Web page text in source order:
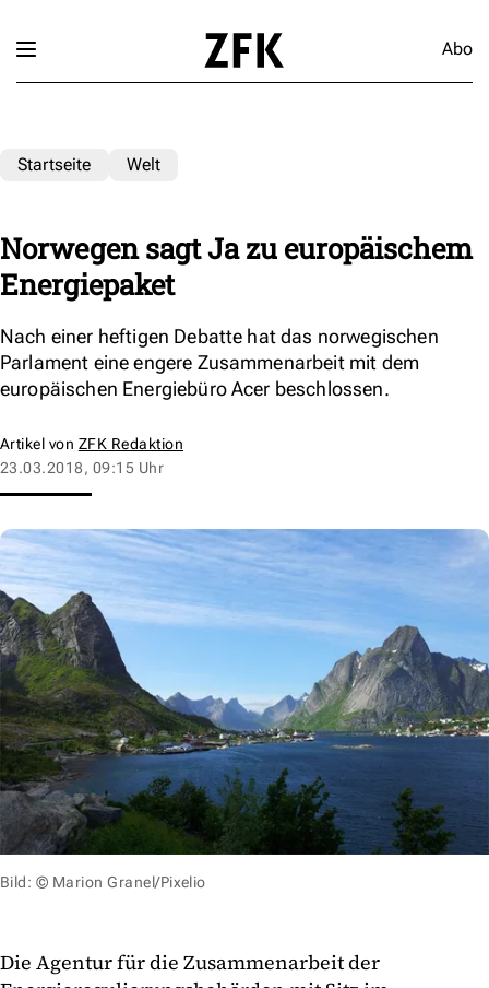
Abo
Startseite Welt
Norwegen sagt Ja zu europäischem
Energiepaket
Nach einer heftigen Debatte hat das norwegischen
Parlament eine engere Zusammenarbeit mit dem
europäischen Energiebüro Acer beschlossen.
Artikel von ZFK Redaktion
23.03.2018, 09:15 Uhr
Bild: © Marion Granel/Pixelio
Die Agentur für die Zusammenarbeit der